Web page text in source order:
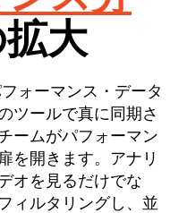
大
ォーマンス・データ
ツールで真に同期さ
ームがパフォーマン
を開きます。アナリ
オを見るだけでな
ィルタリングし、並